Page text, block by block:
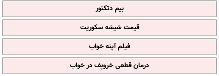
بیم دتکتور
قیمت شیشه سکوریت
فیلم آپنه خواب
درمان قطعی خروپف در خواب